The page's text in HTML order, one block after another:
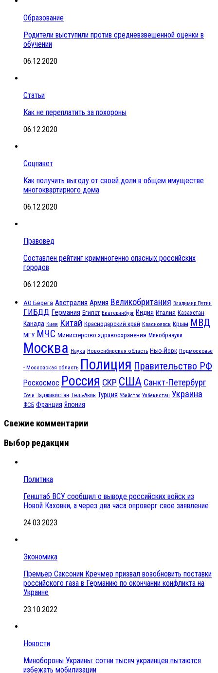
Образование
Родители выступили против средневзвешенной оценки в
обучении
06.12.2020
Статьи
Как не переплатить за похороны
06.12.2020
Соцпакет
Как получить выгоду от своей доли в общем имуществе
многоквартирного дома
06.12.2020
Правовед
Составлен рейтинг криминогенно опасных российских
городов
06.12.2020
АО Берега Австралия Армия Великобритания Владимир Путин
ГИБДД Германия Египет Екатеринбург Индия Италия Казахстан
Канада Киев Китай Краснодарский край Красноярск Крым МВД
МГУ МЧС Министерство здравоохранения Минобрнауки
Москва Наука Новосибирская область Нью-Йорк Подмосковье
- Московская область Полиция Правительство РФ
Роскосмос Россия СКР США Санкт-Петербург
Сочи Таджикистан Тель-Авив Турция Убийство Узбекистан Украина
ФСБ Франция Япония
Свежие комментарии
Выбор редакции
Политика
Генштаб ВСУ сообщил о выводе российских войск из
Новой Каховки, а через два часа опроверг свое заявление
24.03.2023
Экономика
Премьер Саксонии Кречмер призвал возобновить поставки
российского газа в Германию по окончании конфликта на
Украине
23.10.2022
Новости
Минобороны Украины: сотни тысяч украинцев пытаются
избежать мобилизации